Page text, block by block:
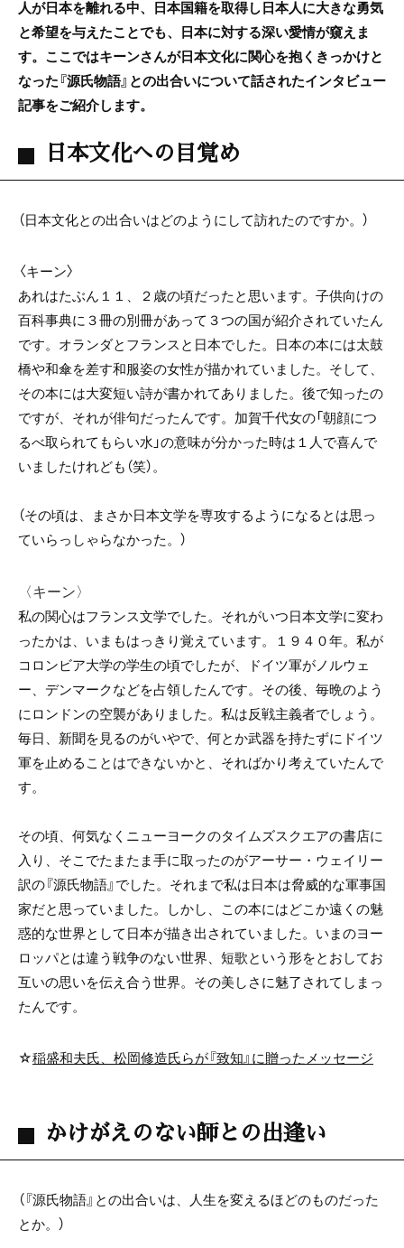
人が日本を離れる中、日本国籍を取得し日本人に大きな勇気
と希望を与えたことでも、日本に対する深い愛情が窺えま
す。ここではキーンさんが日本文化に関心を抱くきっかけと
なった『源氏物語』との出合いについて話されたインタビュー
記事をご紹介します。
日本文化への目覚め
（日本文化との出合いはどのようにして訪れたのですか。）
〈キーン〉
あれはたぶん１１、２歳の頃だったと思います。子供向けの
百科事典に３冊の別冊があって３つの国が紹介されていたん
です。オランダとフランスと日本でした。日本の本には太鼓
橋や和傘を差す和服姿の女性が描かれていました。そして、
その本には大変短い詩が書かれてありました。後で知ったの
ですが、それが俳句だったんです。加賀千代女の「朝顔につ
るべ取られてもらい水」の意味が分かった時は１人で喜んで
いましたけれども（笑）。
（その頃は、まさか日本文学を専攻するようになるとは思っ
ていらっしゃらなかった。）
〈キーン〉
私の関心はフランス文学でした。それがいつ日本文学に変わ
ったかは、いまもはっきり覚えています。１９４０年。私が
コロンビア大学の学生の頃でしたが、ドイツ軍がノルウェ
ー、デンマークなどを占領したんです。その後、毎晩のよう
にロンドンの空襲がありました。私は反戦主義者でしょう。
毎日、新聞を見るのがいやで、何とか武器を持たずにドイツ
軍を止めることはできないかと、そればかり考えていたんで
す。
その頃、何気なくニューヨークのタイムズスクエアの書店に
入り、そこでたまたま手に取ったのがアーサー・ウェイリー
訳の『源氏物語』でした。それまで私は日本は脅威的な軍事国
家だと思っていました。しかし、この本にはどこか遠くの魅
惑的な世界として日本が描き出されていました。いまのヨー
ロッパとは違う戦争のない世界、短歌という形をとおしてお
互いの思いを伝え合う世界。その美しさに魅了されてしまっ
たんです。
☆稲盛和夫氏、松岡修造氏らが『致知』に贈ったメッセージ
かけがえのない師との出逢い
（『源氏物語』との出合いは、人生を変えるほどのものだった
とか。）